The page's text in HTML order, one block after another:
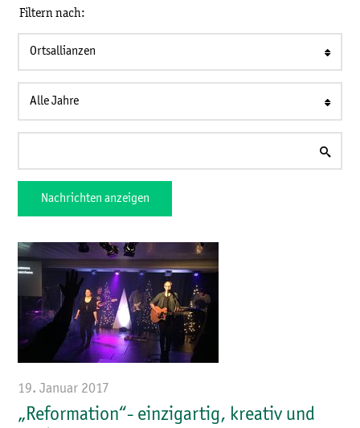
Filtern nach:
Ortsallianzen
Alle Jahre
Nachrichten anzeigen
19. Januar 2017
„Reformation“- einzigartig, kreativ und